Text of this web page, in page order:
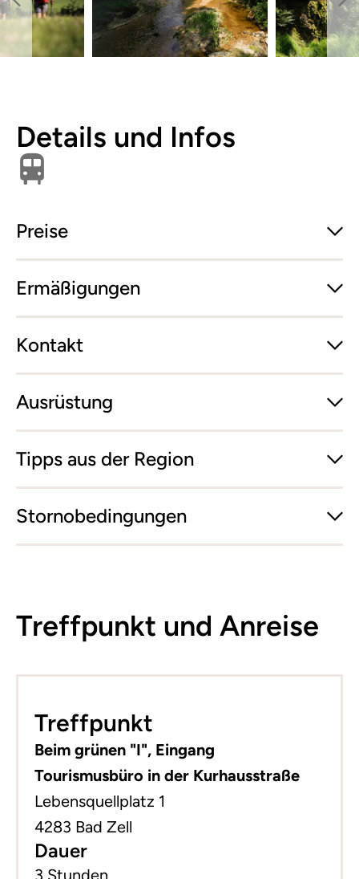
Details und Infos
Preise
Ermäßigungen
Kontakt
Ausrüstung
Tipps aus der Region
Stornobedingungen
Treffpunkt und Anreise
−
Treffpunkt
Beim grünen "I", Eingang
Tourismusbüro in der Kurhausstraße
Lebensquellplatz 1
4283 Bad Zell
Dauer